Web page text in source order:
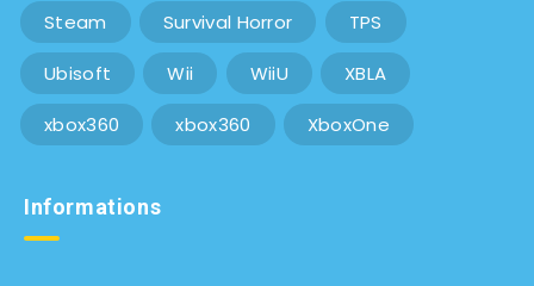
Steam Survival Horror TPS
Ubisoft Wii WiiU XBLA
xbox360 xbox360 XboxOne
Informations